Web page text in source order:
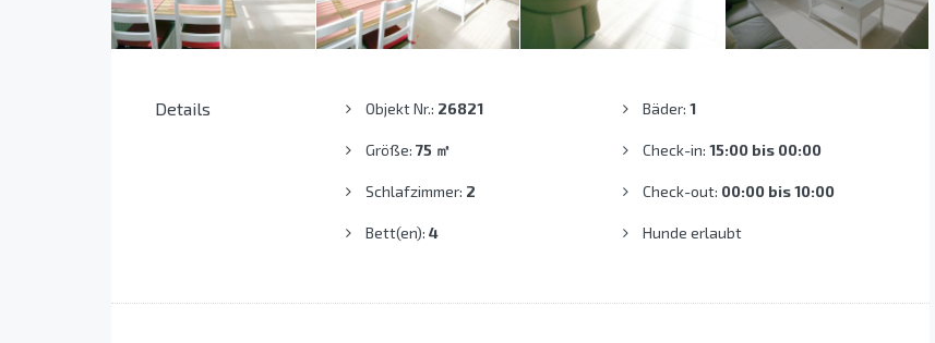
Details Objekt Nr.: 26821
Größe: 75 ㎡
Schlafzimmer: 2
Bett(en): 4
Bäder:1
Check-in:15:00 bis 00:00
Check-out: 00:00 bis 10:00
Hunde erlaubt